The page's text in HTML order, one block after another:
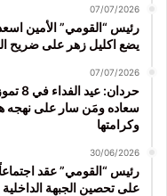
07/07/2026
رئيس “القومي” الأمين
يضع اكليل زهر على ضريح
07/07/2026
سعاده ومَن سار على نهجه
وكرامتها
30/06/2026
رئيس “القومي” عقد
على تحصين الجبهة